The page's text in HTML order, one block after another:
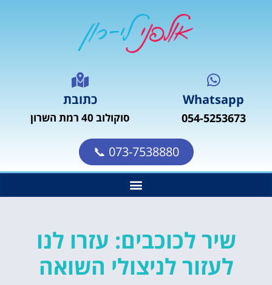
Whatsapp
054-5253673
כתובת
סוקולוב 40 רמת השרון
073-7538880 📞
שיר לכוכבים: עזרו לנו
לעזור לניצולי השואה